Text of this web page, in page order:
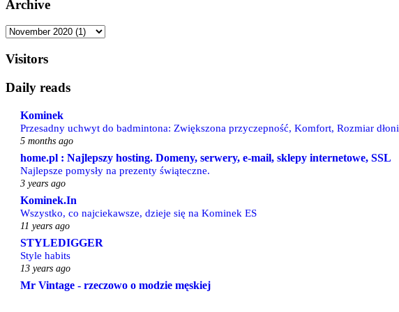
Archive
Visitors
Daily reads
Kominek
Przesadny uchwyt do badmintona: Zwiększona przyczepność, Komfort, Rozmiar dłoni
5 months ago
home.pl : Najlepszy hosting. Domeny, serwery, e-mail, sklepy internetowe, SSL
Najlepsze pomysły na prezenty świąteczne.
3 years ago
Kominek.In
Wszystko, co najciekawsze, dzieje się na Kominek ES
11 years ago
STYLEDIGGER
Style habits
13 years ago
Mr Vintage - rzeczowo o modzie męskiej